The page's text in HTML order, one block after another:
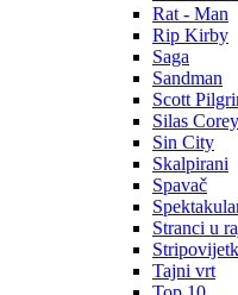
Rat - Man
Rip Kirby
Saga
Sandman
Scott
Silas Corey
Sin City
Skalpirani
Spavač
Stranci u
Tajni vrt